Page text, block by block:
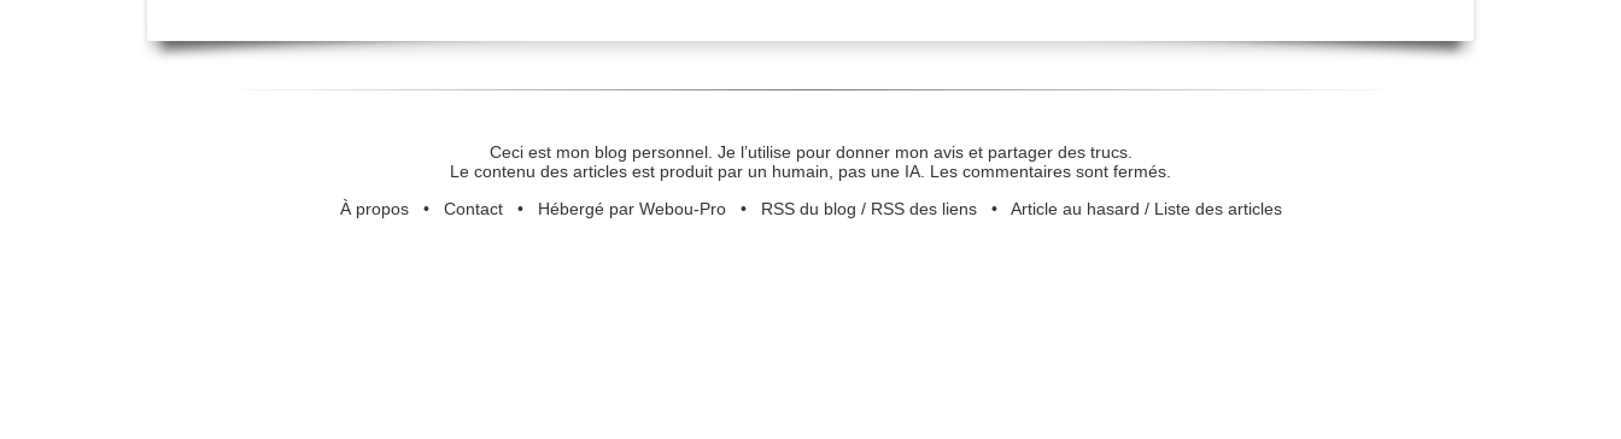
Ceci est mon blog personnel. Je l’utilise pour donner mon avis et partager des trucs.
Le contenu des articles est produit par un humain, pas une IA. Les commentaires sont fermés.
À propos• Contact• Hébergé par Webou-Pro• RSS du blog / RSS des liens• Article au hasard / Liste des articles